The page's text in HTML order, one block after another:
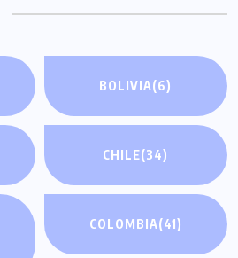
BOLIVIA(6)
CHILE(34)
COLOMBIA(41)